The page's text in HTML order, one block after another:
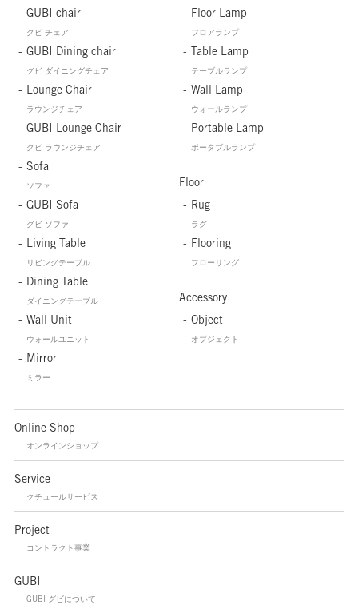
GUBI chair
グビ チェア
GUBI Dining chair
グビ ダイニングチェア
Lounge Chair
ラウンジチェア
GUBI Lounge Chair
グビ ラウンジチェア
Sofa
ソファ
GUBI Sofa
グビ ソファ
Living Table
リビングテーブル
Dining Table
ダイニングテーブル
Wall Unit
ウォールユニット
Mirror
ミラー
Floor Lamp
フロアランプ
Table Lamp
テーブルランプ
Wall Lamp
ウォールランプ
Portable Lamp
ポータブルランプ
Floor
Rug
ラグ
Flooring
フローリング
Accessory
Object
オブジェクト
Online Shop
オンラインショップ
Service
クチュールサービス
Project
コントラクト事業
GUBI
GUBI グビについて